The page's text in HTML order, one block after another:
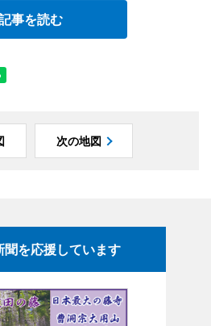
事を読む
次の地図
聞を応援しています